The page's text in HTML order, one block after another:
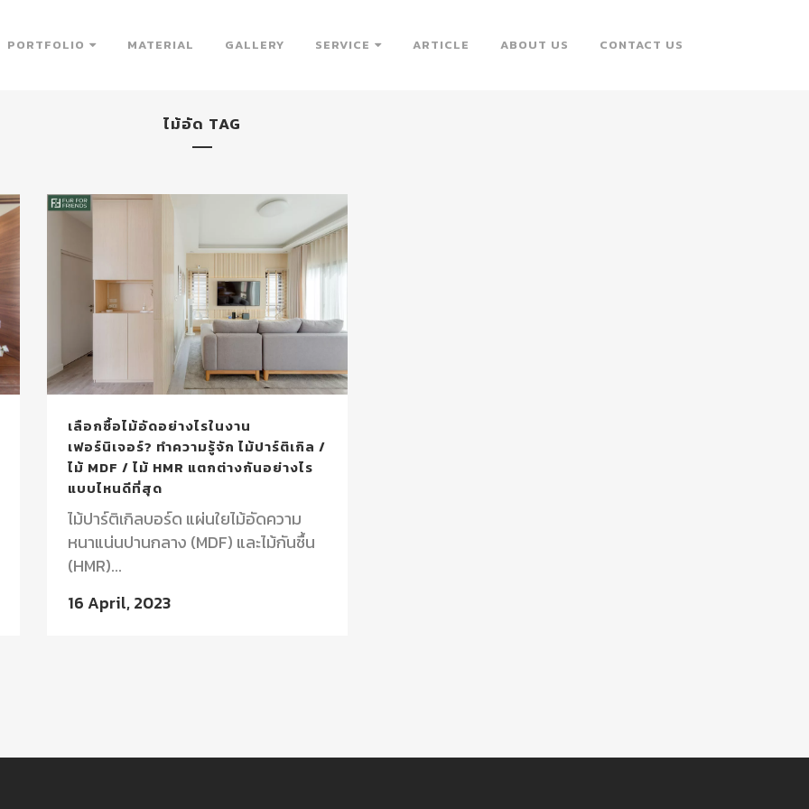
PORTFOLIO MATERIAL GALLERY SERVICE ARTICLE ABOUT US CONTACT US
ไม้อัด TAG
เลือกซื้อไม้อัดอย่างไรในงาน
เฟอร์นิเจอร์? ทำความรู้จัก ไม้ปาร์ติเกิล /
ไม้ MDF / ไม้ HMR แตกต่างกันอย่างไร
แบบไหนดีที่สุด
ไม้ปาร์ติเกิลบอร์ด แผ่นใยไม้อัดความ
หนาแน่นปานกลาง (MDF) และไม้กันชื้น
(HMR)...
16 April, 2023